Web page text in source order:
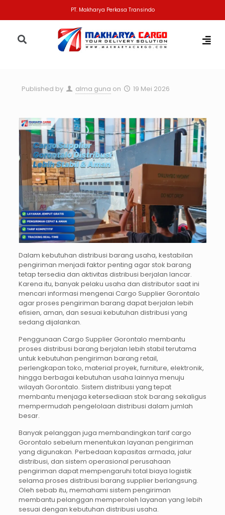
PT. Makharya Perkasa Transindo
Published by alma guna on 19 Mei 2026
Dalam kebutuhan distribusi barang usaha, kestabilan
pengiriman menjadi faktor penting agar stok barang
tetap tersedia dan aktivitas distribusi berjalan lancar.
Karena itu, banyak pelaku usaha dan distributor saat ini
mencari informasi mengenai Cargo Supplier Gorontalo
agar proses pengiriman barang dapat berjalan lebih
efisien, aman, dan sesuai kebutuhan distribusi yang
sedang dijalankan.
Penggunaan Cargo Supplier Gorontalo membantu
proses distribusi barang berjalan lebih stabil terutama
untuk kebutuhan pengiriman barang retail,
perlengkapan toko, material proyek, furniture, elektronik,
hingga berbagai kebutuhan usaha lainnya menuju
wilayah Gorontalo. Sistem distribusi yang tepat
membantu menjaga ketersediaan stok barang sekaligus
mempermudah pengelolaan distribusi dalam jumlah
besar.
Banyak pelanggan juga membandingkan tarif cargo
Gorontalo sebelum menentukan layanan pengiriman
yang digunakan. Perbedaan kapasitas armada, jalur
distribusi, dan sistem operasional perusahaan
pengiriman dapat mempengaruhi total biaya logistik
selama proses distribusi barang supplier berlangsung.
Oleh sebab itu, memahami sistem pengiriman
membantu pelanggan memperoleh layanan yang lebih
sesuai dengan kebutuhan distribusi usaha.